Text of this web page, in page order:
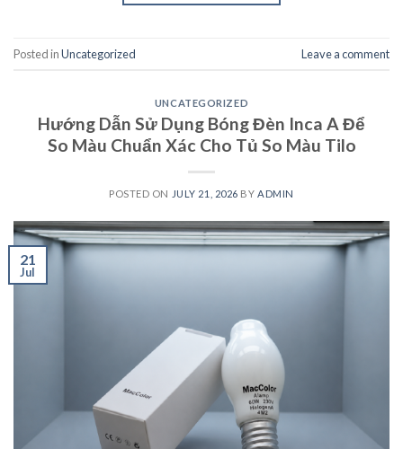
Posted inUncategorized Leave a comment
UNCATEGORIZED
Hướng Dẫn Sử Dụng Bóng Đèn Inca A Để
So Màu Chuẩn Xác Cho Tủ So Màu Tilo
POSTED ON JULY 21, 2026 BYADMIN
21
Jul